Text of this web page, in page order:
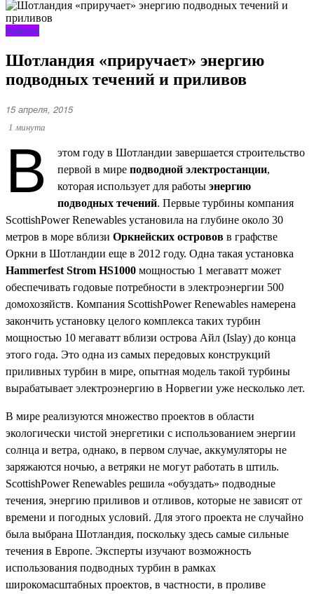
Новости
Шотландия «приручает» энергию
подводных течений и приливов
15 апреля, 2015
1 минута
В
этом году в Шотландии завершается строительство
первой в мире подводной электростанции,
которая использует для работы энергию
подводных течений. Первые турбины компания
ScottishPower Renewables установила на глубине около 30
метров в море вблизи Оркнейских островов в графстве
Оркни в Шотландии еще в 2012 году. Одна такая установка
Hammerfest Strom HS1000 мощностью 1 мегаватт может
обеспечивать годовые потребности в электроэнергии 500
домохозяйств. Компания ScottishPower Renewables намерена
закончить установку целого комплекса таких турбин
мощностью 10 мегаватт вблизи острова Айл (Islay) до конца
этого года. Это одна из самых передовых конструкций
приливных турбин в мире, опытная модель такой турбины
вырабатывает электроэнергию в Норвегии уже несколько лет.
В мире реализуются множество проектов в области
экологически чистой энергетики с использованием энергии
солнца и ветра, однако, в первом случае, аккумуляторы не
заряжаются ночью, а ветряки не могут работать в штиль.
ScottishPower Renewables решила «обуздать» подводные
течения, энергию приливов и отливов, которые не зависят от
времени и погодных условий. Для этого проекта не случайно
была выбрана Шотландия, поскольку здесь самые сильные
течения в Европе. Эксперты изучают возможность
использования подводных турбин в рамках
широкомасштабных проектов, в частности, в проливе